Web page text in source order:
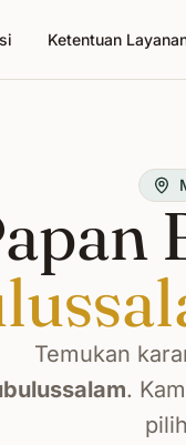
Ketentuan
Temukan
.